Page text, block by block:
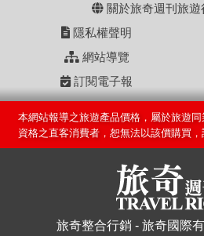
關於旅奇週刊旅
隱私權聲明
網站導覽
訂閱電子報
本網站報導之旅遊產品價格，屬於旅遊
資格之直客消費者，恕無法以該價購買，
旅奇整合行銷 - 旅奇國際